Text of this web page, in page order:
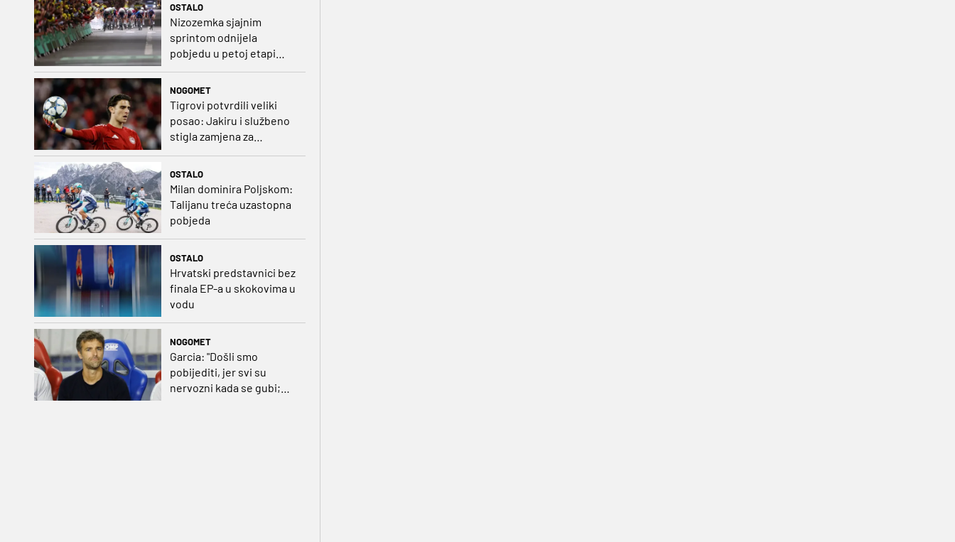
OSTALO
Nizozemka sjajnim
sprintom odnijela
pobjedu u petoj etapi
NOGOMET
Tigrovi potvrdili veliki
posao: Jakiru i službeno
stigla zamjena za
OSTALO
Milan dominira Poljskom:
Talijanu treća uzastopna
pobjeda
OSTALO
Hrvatski predstavnici bez
finala EP-a u skokovima u
vodu
NOGOMET
Garcia: "Došli smo
pobijediti, jer svi su
nervozni kada se gubi;